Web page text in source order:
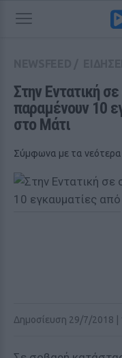
Στην Εντατική
παραμένουν 10
στο Μάτι
Σύμφωνα με τα νεότερα
Δημοσίευση 29/7/2018 |